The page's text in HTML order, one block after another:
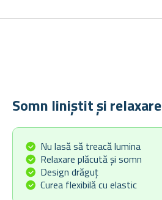
Somn liniștit și relaxare
Nu lasă să treacă lumina
Relaxare plăcută și somn
Design drăguț
Curea flexibilă cu elastic